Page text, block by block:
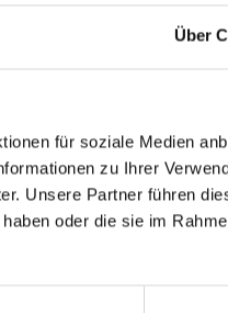
Über
für soziale Medien
zu Ihrer
Unsere Partner führen
oder die sie im